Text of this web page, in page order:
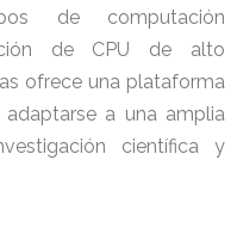
de computación
de CPU de alto
ofrece una plataforma
a una amplia
científica y